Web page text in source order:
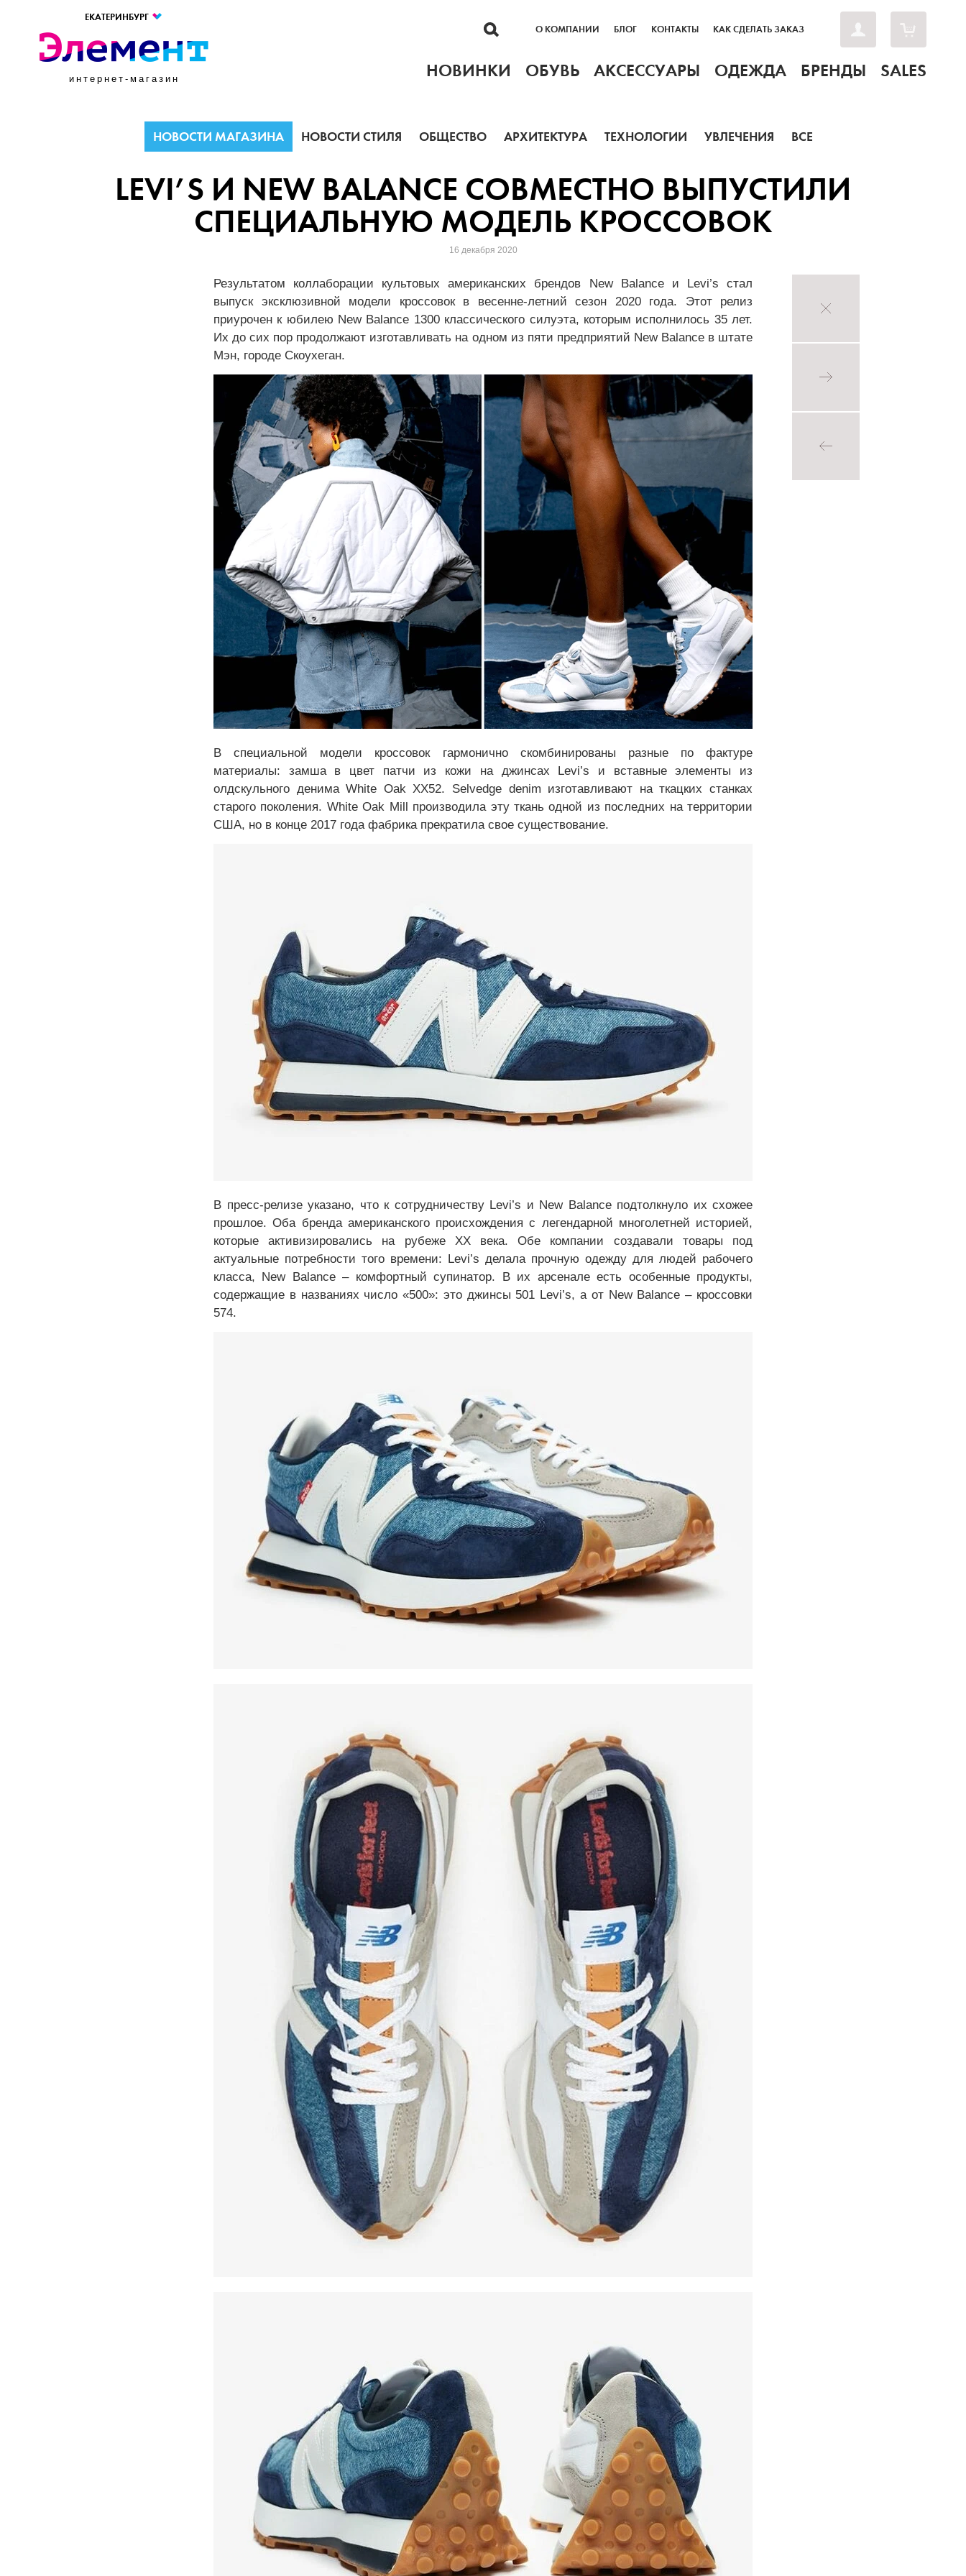
ЕКАТЕРИНБУРГ
интернет-магазин
О КОМПАНИИ БЛОГ КОНТАКТЫ КАК СДЕЛАТЬ ЗАКАЗ
НОВИНКИ ОБУВЬ АКСЕССУАРЫ ОДЕЖДА БРЕНДЫ SALES
НОВОСТИ МАГАЗИНА НОВОСТИ СТИЛЯ ОБЩЕСТВО АРХИТЕКТУРА ТЕХНОЛОГИИ УВЛЕЧЕНИЯ ВСЕ
LEVI’S И NEW BALANCE СОВМЕСТНО ВЫПУСТИЛИ
СПЕЦИАЛЬНУЮ МОДЕЛЬ КРОССОВОК
16 декабря 2020
Результатом коллаборации культовых американских брендов New Balance и Levi’s стал
выпуск эксклюзивной модели кроссовок в весенне-летний сезон 2020 года. Этот релиз
приурочен к юбилею New Balance 1300 классического силуэта, которым исполнилось 35 лет.
Их до сих пор продолжают изготавливать на одном из пяти предприятий New Balance в штате
Мэн, городе Скоухеган.
В специальной модели кроссовок гармонично скомбинированы разные по фактуре
материалы: замша в цвет патчи из кожи на джинсах Levi’s и вставные элементы из
олдскульного денима White Oak XX52. Selvedge denim изготавливают на ткацких станках
старого поколения. White Oak Mill производила эту ткань одной из последних на территории
США, но в конце 2017 года фабрика прекратила свое существование.
В пресс-релизе указано, что к сотрудничеству Levi’s и New Balance подтолкнуло их схожее
прошлое. Оба бренда американского происхождения с легендарной многолетней историей,
которые активизировались на рубеже ХХ века. Обе компании создавали товары под
актуальные потребности того времени: Levi’s делала прочную одежду для людей рабочего
класса, New Balance – комфортный супинатор. В их арсенале есть особенные продукты,
содержащие в названиях число «500»: это джинсы 501 Levi’s, а от New Balance – кроссовки
574.